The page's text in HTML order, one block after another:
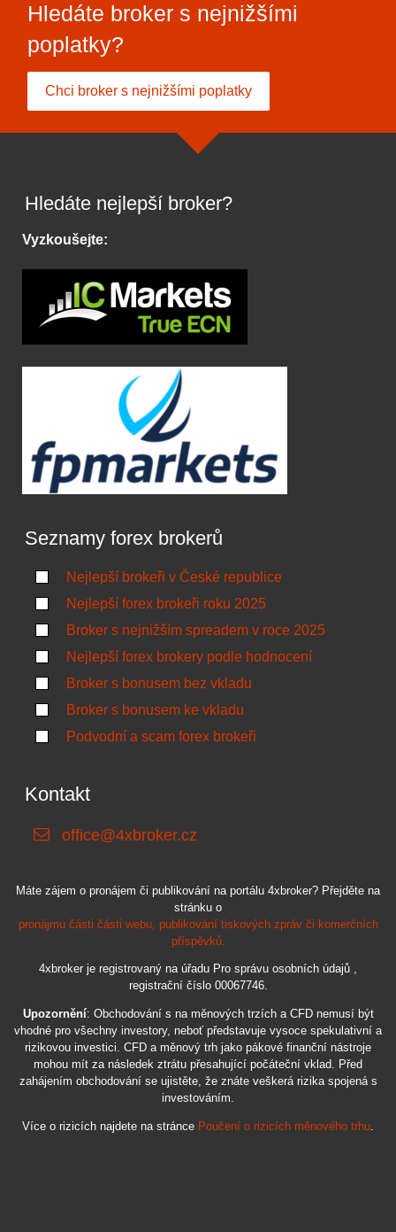
Hledáte broker s nejnižšími
poplatky?
Chci broker s nejnižšími poplatky
Hledáte nejlepší broker?
Vyzkoušejte:
Seznamy forex brokerů
Nejlepší brokeři v České republice
Nejlepší forex brokeři roku 2025
Broker s nejnižším spreadem v roce 2025
Nejlepší forex brokery podle hodnocení
Broker s bonusem bez vkladu
Broker s bonusem ke vkladu
Podvodní a scam forex brokeři
Kontakt
office@4xbroker.cz
Máte zájem o pronájem či publikování na portálu 4xbroker? Přejděte na
stránku o
pronájmu části části webu, publikování tiskových zpráv či komerčních
příspěvků.
4xbroker je registrovaný na úřadu Pro správu osobních údajů ,
registrační číslo 00067746.
Upozornění: Obchodování s na měnových trzích a CFD nemusí být
vhodné pro všechny investory, neboť představuje vysoce spekulativní a
rizikovou investici. CFD a měnový trh jako pákové finanční nástroje
mohou mít za následek ztrátu přesahující počáteční vklad. Před
zahájením obchodování se ujistěte, že znáte veškerá rizika spojená s
investováním.
Více o rizicích najdete na stránce Poučení o rizicích měnového trhu.